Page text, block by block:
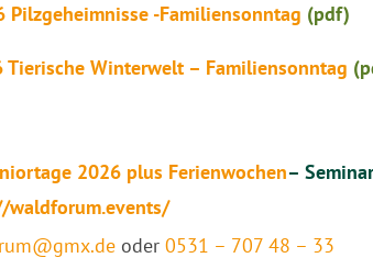
Pilzgeheimnisse -Familiensonntag (pdf)
Tierische Winterwelt – Familiensonntag
2026 plus Ferienwochen–
waldforum.events/
oder 0531 – 707 48 – 33